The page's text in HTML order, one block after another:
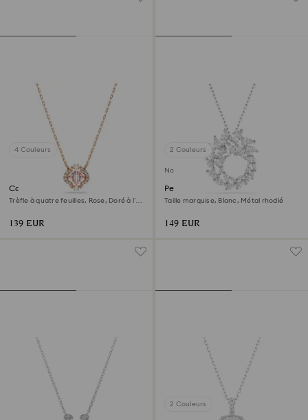
4 Couleurs
Collier Una
Trèfle à quatre feuilles, Rose, Doré à l’or
139 EUR
2 Couleurs
Nouveau
Pendentif Mesmera
Taille marquise, Blanc, Métal rhodié
149 EUR
2 Couleurs